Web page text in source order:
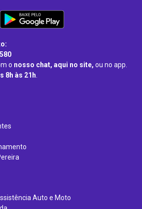
o nosso chat, aqui no site, ou no app.
8h às 21h.
Auto e Moto